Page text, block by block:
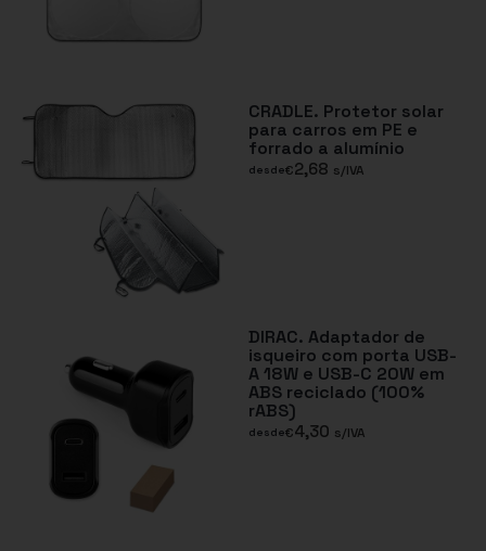
CRADLE. Protetor solar
para carros em PE e
forrado a alumínio
desde€2,68 s/IVA
DIRAC. Adaptador de
isqueiro com porta USB-
A 18W e USB-C 20W em
ABS reciclado (100%
rABS)
desde€4,30 s/IVA